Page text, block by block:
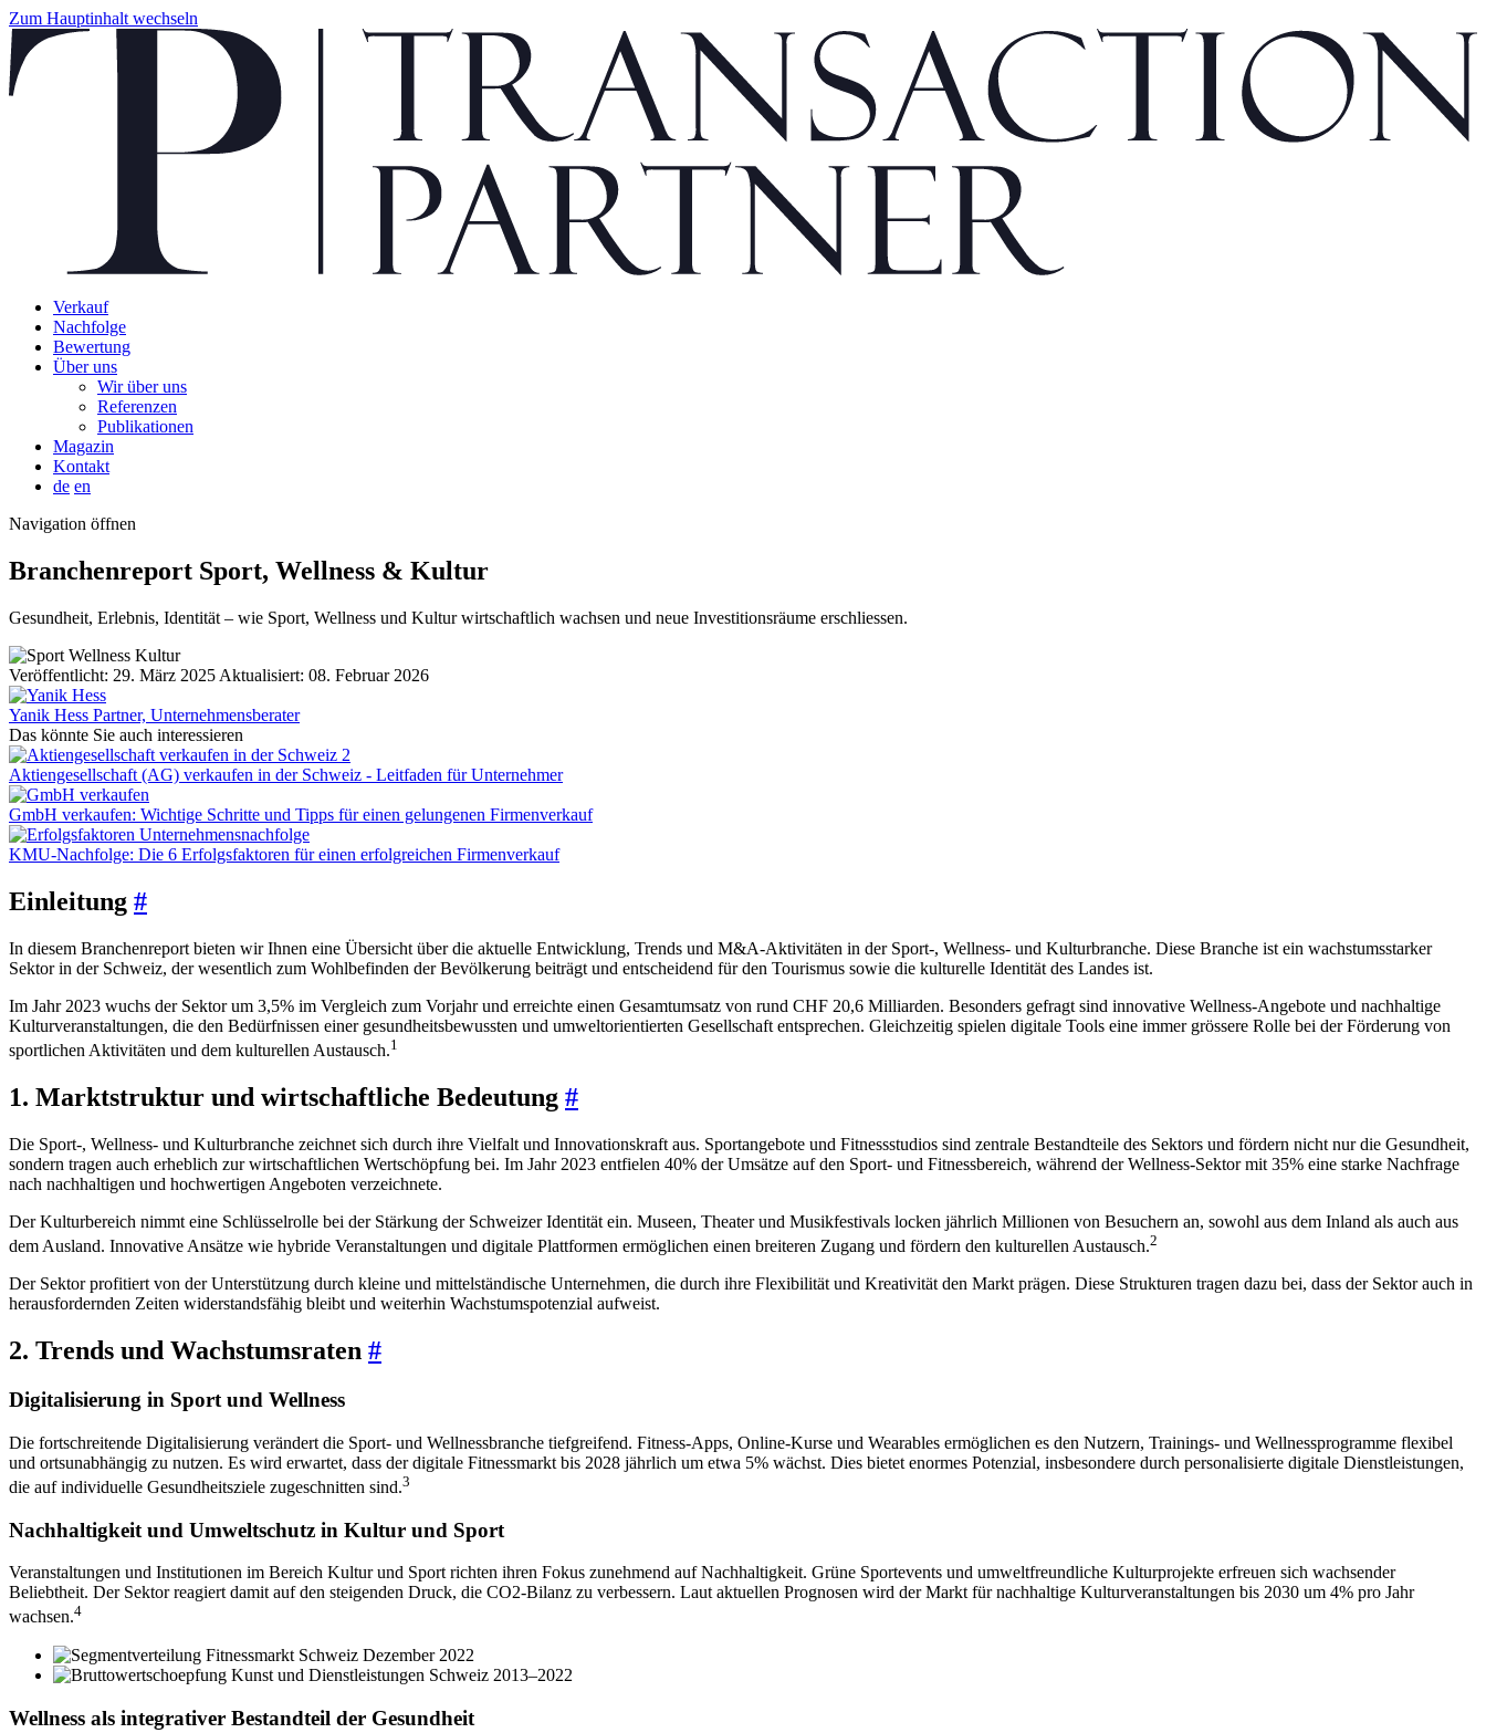
Zum Hauptinhalt wechseln
Verkauf
Nachfolge
Bewertung
Über uns
Wir über uns
Referenzen
Publikationen
Magazin
Kontakt
de en
Navigation öffnen
Branchenreport Sport, Wellness & Kultur
Gesundheit, Erlebnis, Identität – wie Sport, Wellness und Kultur wirtschaftlich wachsen und neue Investitionsräume erschliessen.
Veröffentlicht: 29. März 2025 Aktualisiert: 08. Februar 2026
Yanik Hess Partner, Unternehmensberater
Das könnte Sie auch interessieren
Aktiengesellschaft (AG) verkaufen in der Schweiz - Leitfaden für Unternehmer
GmbH verkaufen: Wichtige Schritte und Tipps für einen gelungenen Firmenverkauf
KMU-Nachfolge: Die 6 Erfolgsfaktoren für einen erfolgreichen Firmenverkauf
Einleitung #
In diesem Branchenreport bieten wir Ihnen eine Übersicht über die aktuelle Entwicklung, Trends und M&A-Aktivitäten in der Sport-, Wellness- und Kulturbranche. Diese Branche ist ein wachstumsstarker
Sektor in der Schweiz, der wesentlich zum Wohlbefinden der Bevölkerung beiträgt und entscheidend für den Tourismus sowie die kulturelle Identität des Landes ist.
Im Jahr 2023 wuchs der Sektor um 3,5% im Vergleich zum Vorjahr und erreichte einen Gesamtumsatz von rund CHF 20,6 Milliarden. Besonders gefragt sind innovative Wellness-Angebote und nachhaltige
Kulturveranstaltungen, die den Bedürfnissen einer gesundheitsbewussten und umweltorientierten Gesellschaft entsprechen. Gleichzeitig spielen digitale Tools eine immer grössere Rolle bei der Förderung von
sportlichen Aktivitäten und dem kulturellen Austausch.1
1. Marktstruktur und wirtschaftliche Bedeutung #
Die Sport-, Wellness- und Kulturbranche zeichnet sich durch ihre Vielfalt und Innovationskraft aus. Sportangebote und Fitnessstudios sind zentrale Bestandteile des Sektors und fördern nicht nur die Gesundheit,
sondern tragen auch erheblich zur wirtschaftlichen Wertschöpfung bei. Im Jahr 2023 entfielen 40% der Umsätze auf den Sport- und Fitnessbereich, während der Wellness-Sektor mit 35% eine starke Nachfrage
nach nachhaltigen und hochwertigen Angeboten verzeichnete.
Der Kulturbereich nimmt eine Schlüsselrolle bei der Stärkung der Schweizer Identität ein. Museen, Theater und Musikfestivals locken jährlich Millionen von Besuchern an, sowohl aus dem Inland als auch aus
dem Ausland. Innovative Ansätze wie hybride Veranstaltungen und digitale Plattformen ermöglichen einen breiteren Zugang und fördern den kulturellen Austausch.2
Der Sektor profitiert von der Unterstützung durch kleine und mittelständische Unternehmen, die durch ihre Flexibilität und Kreativität den Markt prägen. Diese Strukturen tragen dazu bei, dass der Sektor auch in
herausfordernden Zeiten widerstandsfähig bleibt und weiterhin Wachstumspotenzial aufweist.
2. Trends und Wachstumsraten #
Digitalisierung in Sport und Wellness
Die fortschreitende Digitalisierung verändert die Sport- und Wellnessbranche tiefgreifend. Fitness-Apps, Online-Kurse und Wearables ermöglichen es den Nutzern, Trainings- und Wellnessprogramme flexibel
und ortsunabhängig zu nutzen. Es wird erwartet, dass der digitale Fitnessmarkt bis 2028 jährlich um etwa 5% wächst. Dies bietet enormes Potenzial, insbesondere durch personalisierte digitale Dienstleistungen,
die auf individuelle Gesundheitsziele zugeschnitten sind.3
Nachhaltigkeit und Umweltschutz in Kultur und Sport
Veranstaltungen und Institutionen im Bereich Kultur und Sport richten ihren Fokus zunehmend auf Nachhaltigkeit. Grüne Sportevents und umweltfreundliche Kulturprojekte erfreuen sich wachsender
Beliebtheit. Der Sektor reagiert damit auf den steigenden Druck, die CO2-Bilanz zu verbessern. Laut aktuellen Prognosen wird der Markt für nachhaltige Kulturveranstaltungen bis 2030 um 4% pro Jahr
wachsen.4
Wellness als integrativer Bestandteil der Gesundheit